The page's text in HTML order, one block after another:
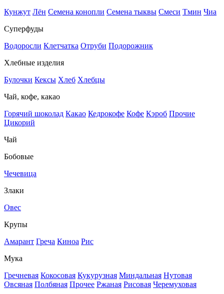
Кунжут Лён Семена конопли Семена тыквы Смеси Тмин Чиа
Суперфуды
Водоросли Клетчатка Отруби Подорожник
Хлебные изделия
Булочки Кексы Хлеб Хлебцы
Чай, кофе, какао
Горячий шоколад Какао Кедрокофе Кофе Кэроб Прочие
Цикорий
Чай
Бобовые
Чечевица
Злаки
Овес
Крупы
Амарант Греча Киноа Рис
Мука
Гречневая Кокосовая Кукурузная Миндальная Нутовая
Овсяная Полбяная Прочее Ржаная Рисовая Черемуховая